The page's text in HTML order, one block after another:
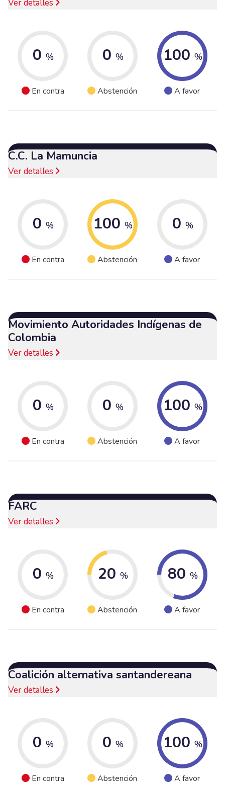
Ver detalles
0 %
En contra
0 %
Abstención
100 %
A favor
C.C. La Mamuncia
Ver detalles
0 %
En contra
100 %
Abstención
0 %
A favor
Movimiento Autoridades Indígenas de
Colombia
Ver detalles
0 %
En contra
0 %
Abstención
100 %
A favor
FARC
Ver detalles
0 %
En contra
20 %
Abstención
80 %
A favor
Coalición alternativa santandereana
Ver detalles
0 %
En contra
0 %
Abstención
100 %
A favor